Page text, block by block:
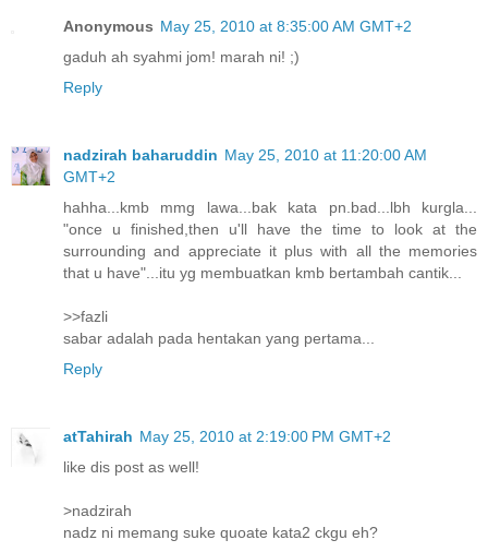
Anonymous May 25, 2010 at 8:35:00 AM GMT+2
gaduh ah syahmi jom! marah ni! ;)
Reply
nadzirah baharuddin May 25, 2010 at 11:20:00 AM
GMT+2
hahha...kmb mmg lawa...bak kata pn.bad...lbh kurgla...
"once u finished,then u'll have the time to look at the
surrounding and appreciate it plus with all the memories
that u have"...itu yg membuatkan kmb bertambah cantik...
>>fazli
sabar adalah pada hentakan yang pertama...
Reply
atTahirah May 25, 2010 at 2:19:00 PM GMT+2
like dis post as well!
>nadzirah
nadz ni memang suke quoate kata2 ckgu eh?